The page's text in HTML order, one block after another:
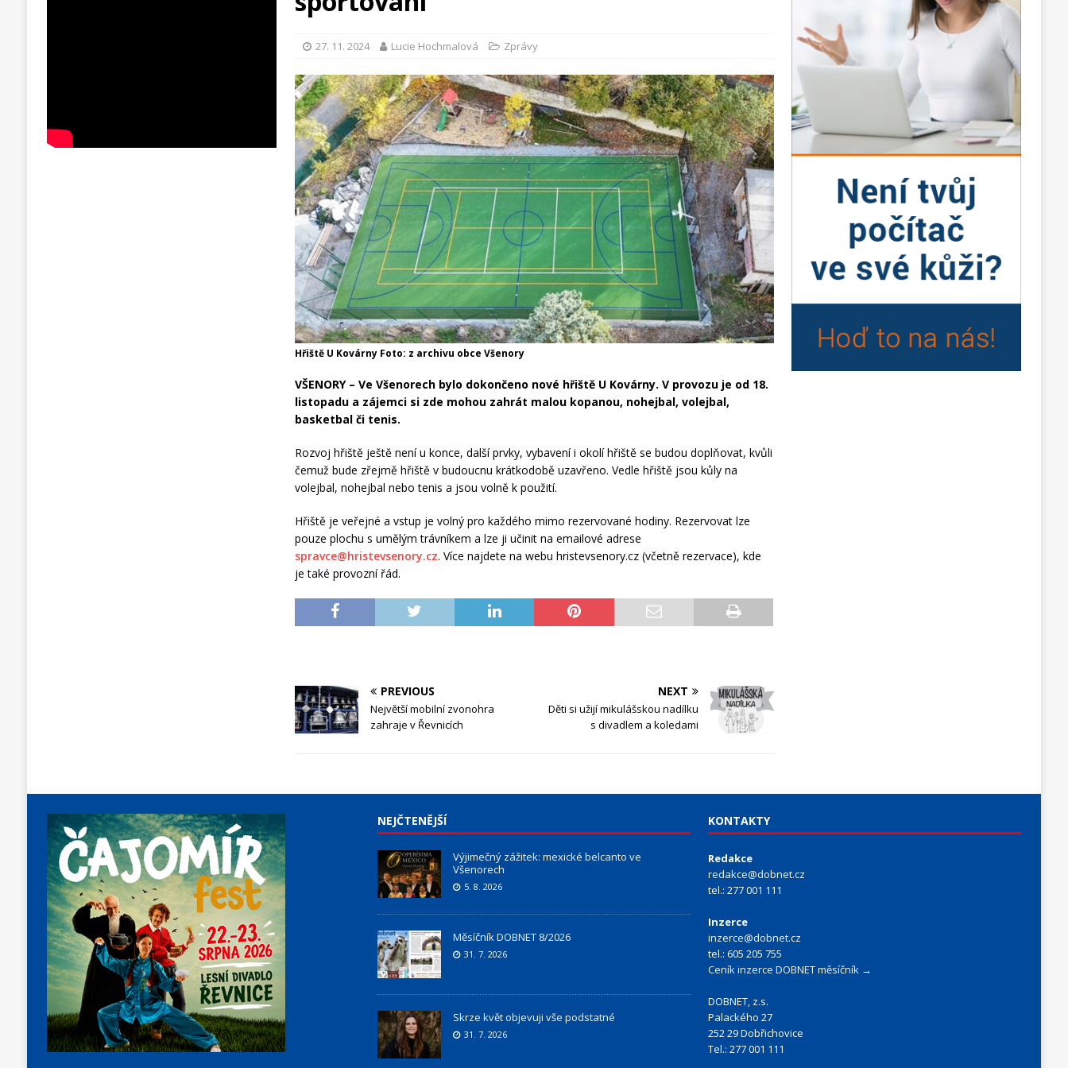
27. 11. 2024 Lucie Hochmalová Zprávy
Hřiště U Kovárny Foto: z archivu obce Všenory
VŠENORY – Ve Všenorech bylo dokončeno nové hřiště U Kovárny. V provozu je od 18.
listopadu a zájemci si zde mohou zahrát malou kopanou, nohejbal, volejbal,
basketbal či tenis.
Rozvoj hřiště ještě není u konce, další prvky, vybavení i okolí hřiště se budou doplňovat, kvůli
čemuž bude zřejmě hřiště v budoucnu krátkodobě uzavřeno. Vedle hřiště jsou kůly na
volejbal, nohejbal nebo tenis a jsou volně k použití.
Hřiště je veřejné a vstup je volný pro každého mimo rezervované hodiny. Rezervovat lze
pouze plochu s umělým trávníkem a lze ji učinit na emailové adrese
spravce@hristevsenory.cz. Více najdete na webu hristevsenory.cz (včetně rezervace), kde
je také provozní řád.
PREVIOUS
Největší mobilní zvonohra
zahraje v Řevnicích
NEXT
Děti si užijí mikulášskou nadílku
s divadlem a koledami
NEJČTENĚJŠÍ
Výjimečný zážitek: mexické belcanto ve
Všenorech
5. 8. 2026
Měsíčník DOBNET 8/2026
31. 7. 2026
Skrze květ objevuji vše podstatné
31. 7. 2026
KONTAKTY
Redakce
redakce@dobnet.cz
tel.: 277 001 111
Inzerce
inzerce@dobnet.cz
tel.: 605 205 755
Ceník inzerce DOBNET měsíčník →
DOBNET, z.s.
Palackého 27
252 29 Dobřichovice
Tel.: 277 001 111